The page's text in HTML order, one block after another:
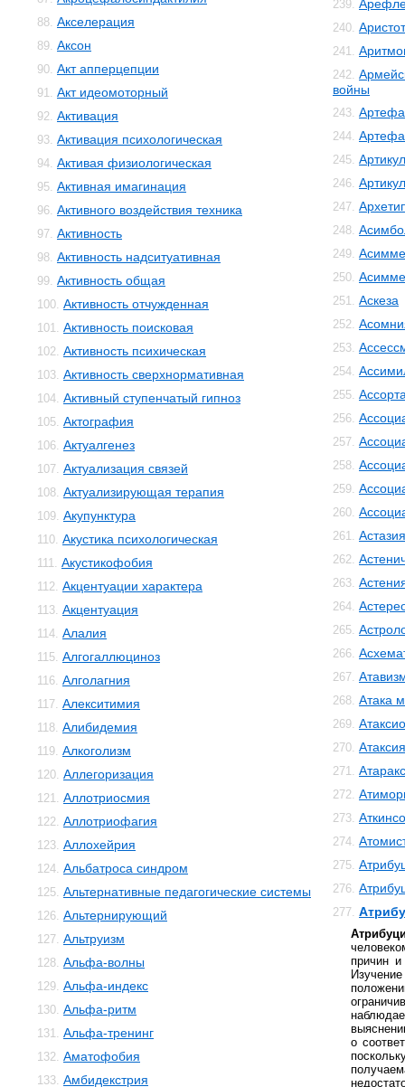
88. Акселерация
89. Аксон
90. Акт апперцепции
91. Акт идеомоторный
92. Активация
93. Активация психологическая
94. Активая физиологическая
95. Активная имагинация
96. Активного воздействия техника
97. Активность
98. Активность надситуативная
99. Активность общая
100. Активность отчужденная
101. Активность поисковая
102. Активность психическая
103. Активность сверхнормативная
104. Активный ступенчатый гипноз
105. Актография
106. Актуалгенез
107. Актуализация связей
108. Актуализирующая терапия
109. Акупунктура
110. Акустика психологическая
111. Акустикофобия
112. Акцентуации характера
113. Акцентуация
114. Алалия
115. Алгогаллюциноз
116. Алголагния
117. Алекситимия
118. Алибидемия
119. Алкоголизм
120. Аллегоризация
121. Аллотриосмия
122. Аллотриофагия
123. Аллохейрия
124. Альбатроса синдром
125. Альтернативные педагогические системы
126. Альтернирующий
127. Альтруизм
128. Альфа-волны
129. Альфа-индекс
130. Альфа-ритм
131. Альфа-тренинг
132. Аматофобия
133. Амбидекстрия
239.
240.
241.
242.
войны
243.
244.
245.
246.
247.
248.
249.
250.
251. Аскеза
252.
253.
254.
255.
256.
257.
258.
259.
260.
261. Астазия
262.
263.
264.
265.
266.
267.
268. Атака
269.
270. Атаксия
271.
272.
273.
274.
275.
276.
277.
причин
о